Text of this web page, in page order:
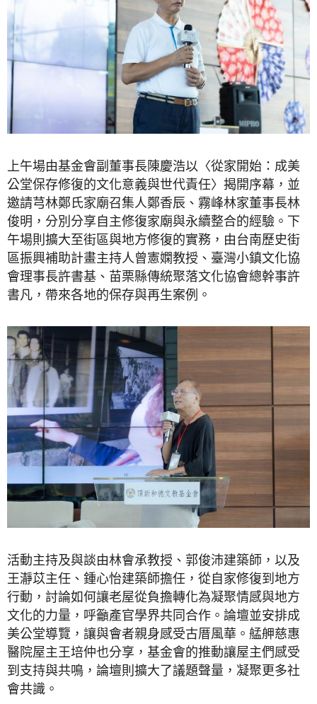
上午場由基金會副董事長陳慶浩以〈從家開始：成美
公堂保存修復的文化意義與世代責任〉揭開序幕，並
邀請芎林鄭氏家廟召集人鄭香辰、霧峰林家董事長林
俊明，分別分享自主修復家廟與永續整合的經驗。下
午場則擴大至街區與地方修復的實務，由台南歷史街
區振興補助計畫主持人曾憲嫻教授、臺灣小鎮文化協
會理事長許書基、苗栗縣傳統聚落文化協會總幹事許
書凡，帶來各地的保存與再生案例。
活動主持及與談由林會承教授、郭俊沛建築師，以及
王瀞苡主任、鍾心怡建築師擔任，從自家修復到地方
行動，討論如何讓老屋從負擔轉化為凝聚情感與地方
文化的力量，呼籲產官學界共同合作。論壇並安排成
美公堂導覽，讓與會者親身感受古厝風華。艋舺慈惠
醫院屋主王培仲也分享，基金會的推動讓屋主們感受
到支持與共鳴，論壇則擴大了議題聲量，凝聚更多社
會共識。